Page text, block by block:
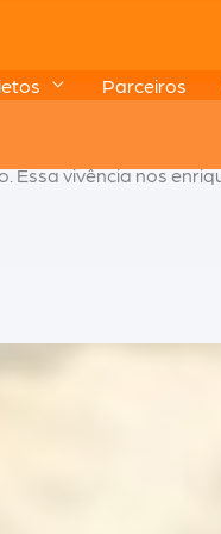
Parceiros
vivência nos